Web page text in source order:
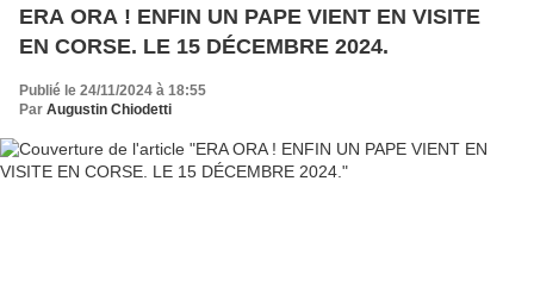
ERA ORA ! ENFIN UN PAPE VIENT EN VISITE
EN CORSE. LE 15 DÉCEMBRE 2024.
Publié le 24/11/2024 à 18:55
Par Augustin Chiodetti